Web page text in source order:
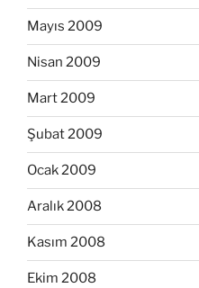
Mayıs 2009
Nisan 2009
Mart 2009
Şubat 2009
Ocak 2009
Aralık 2008
Kasım 2008
Ekim 2008